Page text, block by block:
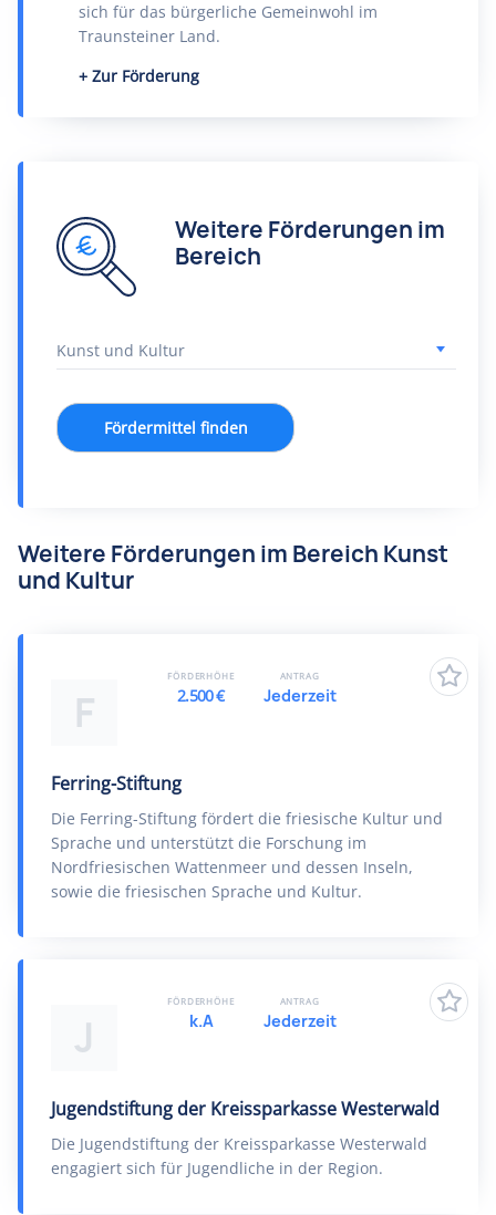
sich für das bürgerliche Gemeinwohl im
Traunsteiner Land.
Zur Förderung
Weitere Förderungen im
Bereich
Fördermittel finden
Weitere Förderungen im Bereich Kunst
und Kultur
F
Ferring-Stiftung
Die Ferring-Stiftung fördert die friesische Kultur und
Sprache und unterstützt die Forschung im
Nordfriesischen Wattenmeer und dessen Inseln,
sowie die friesischen Sprache und Kultur.
FÖRDERHÖHE
2.500 €
ANTRAG
Jederzeit
J
Jugendstiftung der Kreissparkasse Westerwald
Die Jugendstiftung der Kreissparkasse Westerwald
engagiert sich für Jugendliche in der Region.
FÖRDERHÖHE
k.A
ANTRAG
Jederzeit